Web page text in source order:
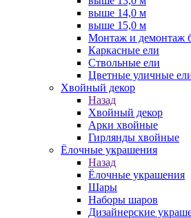
выше 14,0 м
выше 15,0 м
Монтаж и демонтаж
Каркасные ели
Ствольные ели
Цветные уличные
Хвойный декор
Назад
Хвойный декор
Арки хвойные
Гирлянды хвойные
Ёлочные украшения
Назад
Ёлочные украшения
Шары
Наборы шаров
Дизайнерские